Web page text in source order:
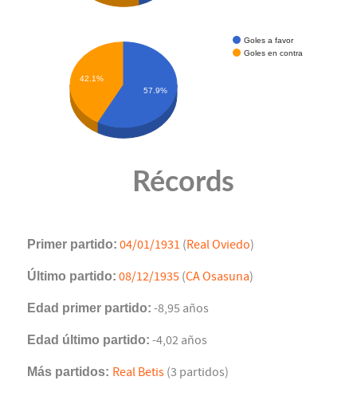
Goles a favor
Goles en contra
42.1%
57.9%
Récords
Primer partido: 04/01/1931 (Real Oviedo)
Último partido: 08/12/1935 (CA Osasuna)
Edad primer partido: -8,95 años
Edad último partido: -4,02 años
Más partidos: Real Betis (3 partidos)